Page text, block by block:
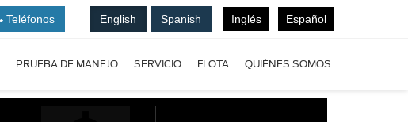
Teléfonos English Spanish Inglés Español
PRUEBA DE MANEJO SERVICIO FLOTA QUIÉNES SOMOS